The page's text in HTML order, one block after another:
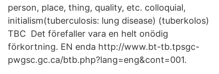
person, place, thing, quality, etc. colloquial,
initialism(tuberculosis: lung disease) (tuberkolos)
TBC Det förefaller vara en helt onödig
förkortning. EN enda http://www.bt-tb.tpsgc-
pwgsc.gc.ca/btb.php?lang=eng&cont=001.